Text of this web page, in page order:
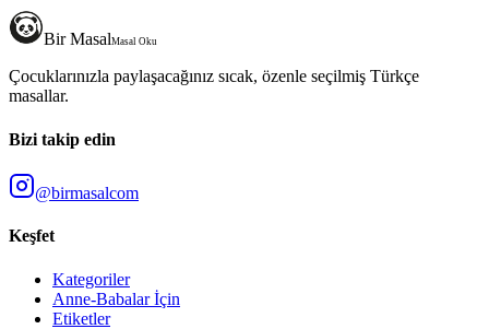
Bir MasalMasal Oku
Çocuklarınızla paylaşacağınız sıcak, özenle seçilmiş Türkçe
masallar.
Bizi takip edin
@birmasalcom
Keşfet
Kategoriler
Anne-Babalar İçin
Etiketler